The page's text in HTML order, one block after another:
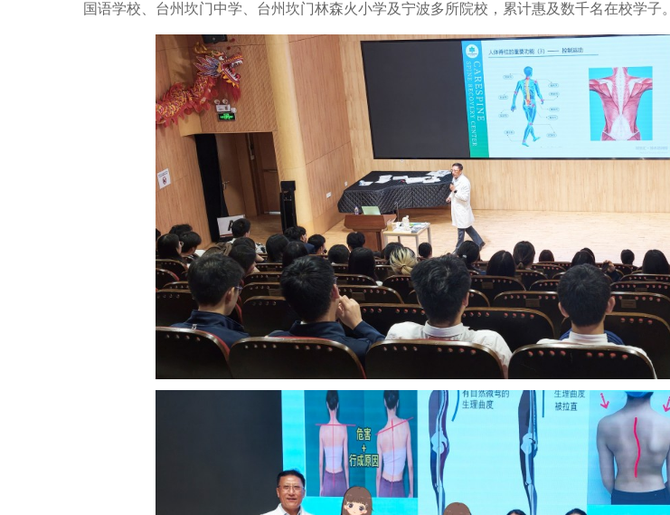
国语学校、台州坎门中学、台州坎门林森火小学及宁波多所院校，累计惠及数千名在校学子。